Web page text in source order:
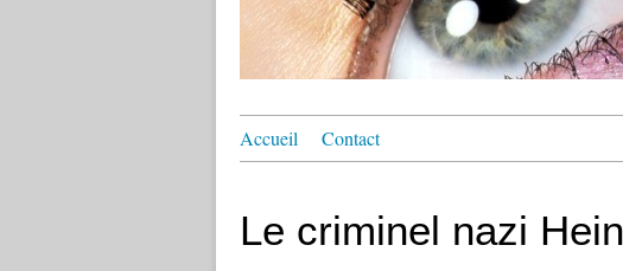
Accueil Contact
Le criminel nazi